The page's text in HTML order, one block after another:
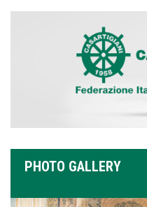
PHOTO GALLERY